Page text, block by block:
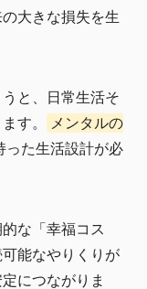
大きな損失を生
と、日常生活そ
す。
メンタルの
った生活設計が必
な「幸福コス
能なやりくりが
につながりま